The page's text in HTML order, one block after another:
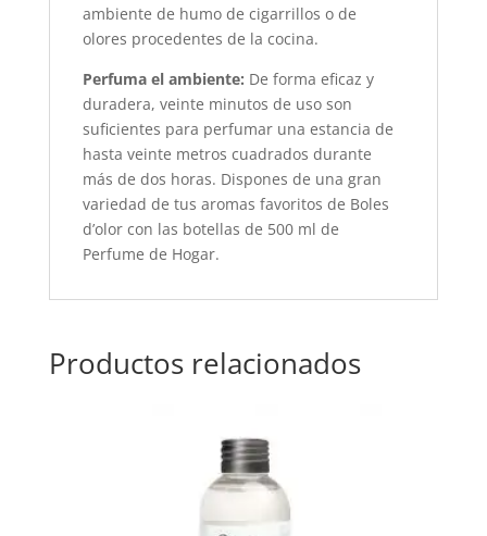
ambiente de humo de cigarrillos o de
olores procedentes de la cocina.
Perfuma el ambiente: De forma eficaz y
duradera, veinte minutos de uso son
suficientes para perfumar una estancia de
hasta veinte metros cuadrados durante
más de dos horas. Dispones de una gran
variedad de tus aromas favoritos de Boles
d’olor con las botellas de 500 ml de
Perfume de Hogar.
Productos relacionados